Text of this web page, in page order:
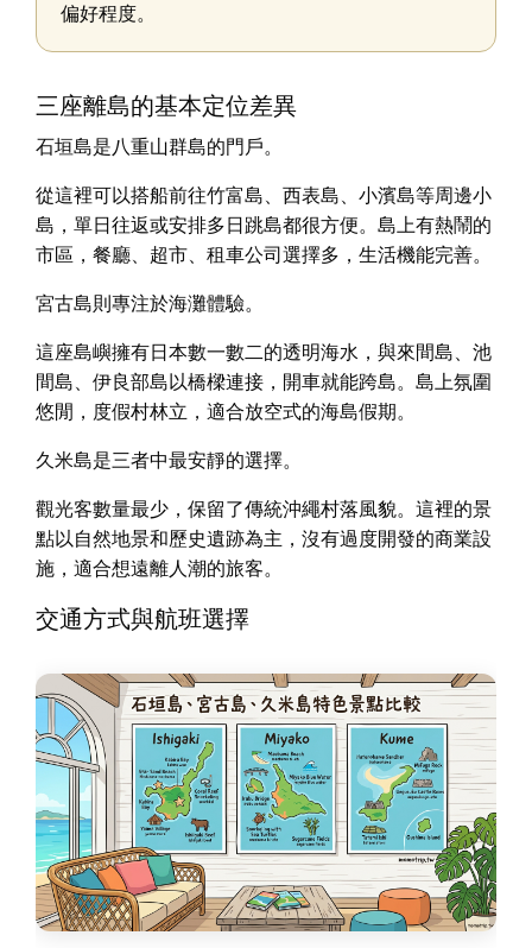
偏好程度。
三座離島的基本定位差異
石垣島是八重山群島的門戶。
從這裡可以搭船前往竹富島、西表島、小濱島等周邊小
島，單日往返或安排多日跳島都很方便。島上有熱鬧的
市區，餐廳、超市、租車公司選擇多，生活機能完善。
宮古島則專注於海灘體驗。
這座島嶼擁有日本數一數二的透明海水，與來間島、池
間島、伊良部島以橋樑連接，開車就能跨島。島上氛圍
悠閒，度假村林立，適合放空式的海島假期。
久米島是三者中最安靜的選擇。
觀光客數量最少，保留了傳統沖繩村落風貌。這裡的景
點以自然地景和歷史遺跡為主，沒有過度開發的商業設
施，適合想遠離人潮的旅客。
交通方式與航班選擇